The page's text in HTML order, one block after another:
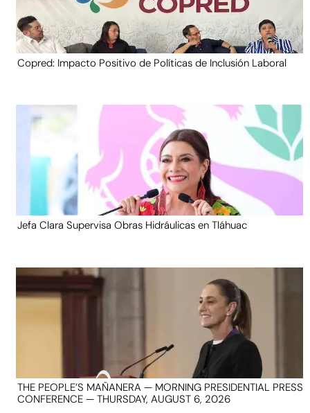
Copred: Impacto Positivo de Políticas de Inclusión Laboral
Jefa Clara Supervisa Obras Hidráulicas en Tláhuac
THE PEOPLE’S MAÑANERA — MORNING PRESIDENTIAL PRESS
CONFERENCE — THURSDAY, AUGUST 6, 2026